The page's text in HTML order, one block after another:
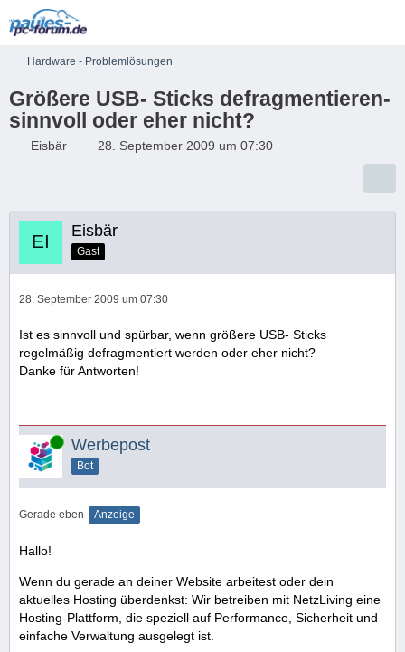
Hardware - Problemlösungen
Größere USB- Sticks defragmentieren-
sinnvoll oder eher nicht?
Eisbär 28. September 2009 um 07:30
Eisbär
Gast
28. September 2009 um 07:30
Ist es sinnvoll und spürbar, wenn größere USB- Sticks
regelmäßig defragmentiert werden oder eher nicht?
Danke für Antworten!
Online Werbepost
Bot
Gerade eben Anzeige
Hallo!
Wenn du gerade an deiner Website arbeitest oder dein
aktuelles Hosting überdenkst: Wir betreiben mit NetzLiving eine
Hosting-Plattform, die speziell auf Performance, Sicherheit und
einfache Verwaltung ausgelegt ist.